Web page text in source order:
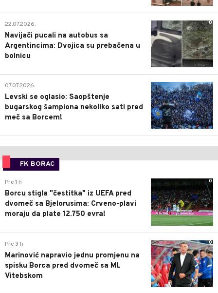
0
22.07.2026.
Navijači pucali na autobus sa
Argentincima: Dvojica su prebačena u
bolnicu
1
07.07.2026.
Levski se oglasio: Saopštenje
bugarskog šampiona nekoliko sati pred
meč sa Borcem!
FK BORAC
0
Pre 1 h
Borcu stigla "čestitka" iz UEFA pred
dvomeč sa Bjelorusima: Crveno-plavi
moraju da plate 12.750 evra!
0
Pre 3 h
Marinović napravio jednu promjenu na
spisku Borca pred dvomeč sa ML
Vitebskom